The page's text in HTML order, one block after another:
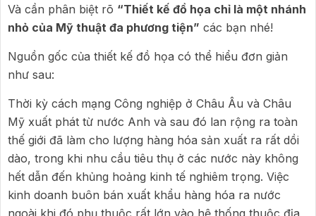
Và cần phân biệt rõ “Thiết kế đồ họa chỉ là một nhánh
nhỏ của Mỹ thuật đa phương tiện” các bạn nhé!
Nguồn gốc của thiết kế đồ họa có thể hiểu đơn giản
như sau:
Thời kỳ cách mạng Công nghiệp ở Châu Âu và Châu
Mỹ xuất phát từ nước Anh và sau đó lan rộng ra toàn
thế giới đã làm cho lượng hàng hóa sản xuất ra rất dồi
dào, trong khi nhu cầu tiêu thụ ở các nước này không
hết dẫn đến khủng hoảng kinh tế nghiêm trọng. Việc
kinh doanh buôn bán xuất khẩu hàng hóa ra nước
ngoài khi đó phụ thuộc rất lớn vào hệ thống thuộc địa